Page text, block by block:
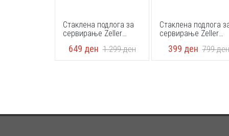
Стаклена подлога за
сервирање Zeller
649 ден 1.299ден
Стаклена подлога
сервирање Zeller
399 ден 799ден